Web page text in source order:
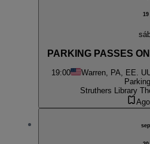
19
PARKING PASSES
19:00 Warren, PA, EE.
Struthers Library
sep